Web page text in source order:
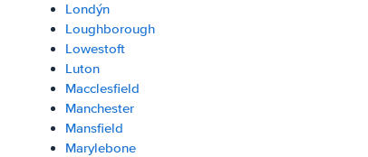
Londýn
Loughborough
Lowestoft
Luton
Macclesfield
Manchester
Mansfield
Marylebone